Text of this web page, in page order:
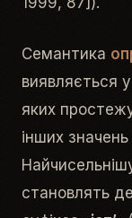
Семантика
виявляється у
яких
інших
становлять